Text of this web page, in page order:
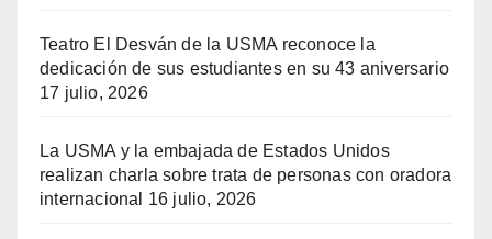
Teatro El Desván de la USMA reconoce la
dedicación de sus estudiantes en su 43 aniversario
17 julio, 2026
La USMA y la embajada de Estados Unidos
realizan charla sobre trata de personas con oradora
internacional
16 julio, 2026